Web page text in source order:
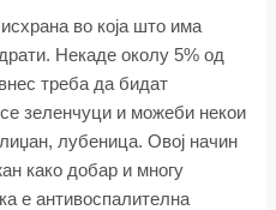
во која што има
Некаде околу 5% од
треба да бидат
зеленчуци и можеби некои
лубеница. Овој начин
како добар и многу
е антивоспалителна